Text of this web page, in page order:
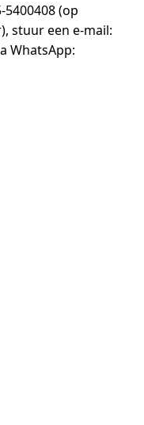
(op
stuur een e-mail:
WhatsApp: